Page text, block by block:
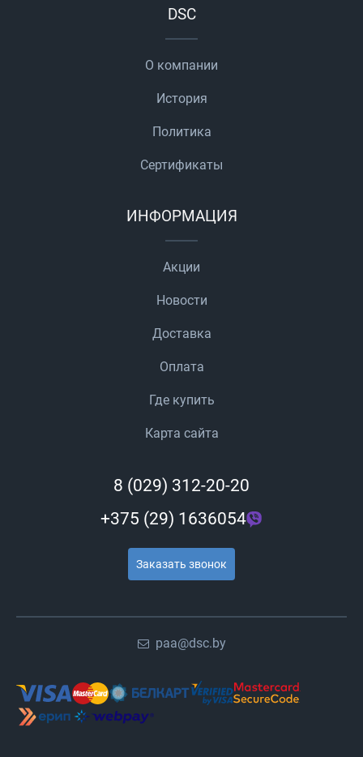
DSC
О компании
История
Политика
Сертификаты
ИНФОРМАЦИЯ
Акции
Новости
Доставка
Оплата
Где купить
Карта сайта
8 (029) 312-20-20
+375 (29) 1636054
Заказать звонок
paa@dsc.by